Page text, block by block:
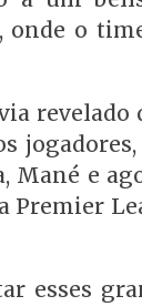
onde o
Mané e
Premier
esses